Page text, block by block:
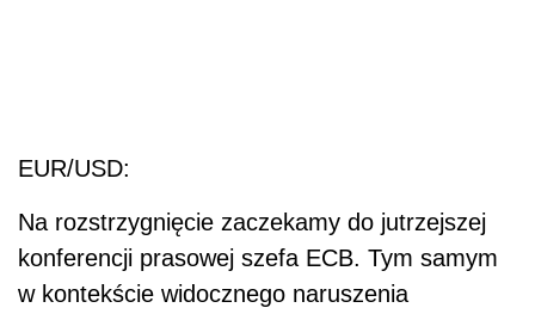
EUR/USD:
Na rozstrzygnięcie zaczekamy do jutrzejszej
konferencji prasowej szefa ECB. Tym samym
w kontekście widocznego naruszenia